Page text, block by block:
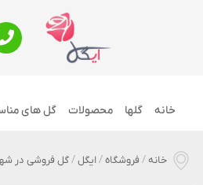
خانه گلها محصولات گل های
خانه/فروشگاه/ایگل/گل فروشی در